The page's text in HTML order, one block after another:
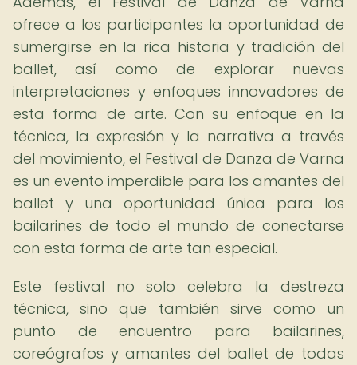
ofrece a los participantes la oportunidad de
sumergirse en la rica historia y tradición del
ballet, así como de explorar nuevas
interpretaciones y enfoques innovadores de
esta forma de arte. Con su enfoque en la
técnica, la expresión y la narrativa a través
del movimiento, el Festival de Danza de Varna
es un evento imperdible para los amantes del
ballet y una oportunidad única para los
bailarines de todo el mundo de conectarse
con esta forma de arte tan especial.
Este festival no solo celebra la destreza
técnica, sino que también sirve como un
punto de encuentro para bailarines,
coreógrafos y amantes del ballet de todas